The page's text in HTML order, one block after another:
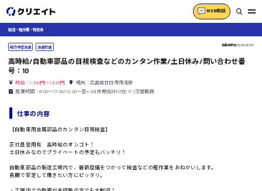
WEB相談
製造・軽作業・物流系
紹介予定派遣 派遣社員 掲載更新日2026/06/23
高時給/自動車部品の目視検査などのカンタン作業/土日休み/問い合わせ番
号：10
時給：1,300円～1,625円
場所：広島県廿日市市浅原
就業時間：8:00〜17:00/19:00〜翌4:00(休憩合計60分) ※2交替勤務
仕事の内容
【自動車用金属部品のカンタン目視検査】
正社員登用有 高時給のオシゴト！
土日休みなのでプライベートの予定もバッチリ！
自動車部品の製造工場内で、最新設備をつかって検査などの軽作業をおねがいします。
長期で安定して働きたい方にピッタリ。